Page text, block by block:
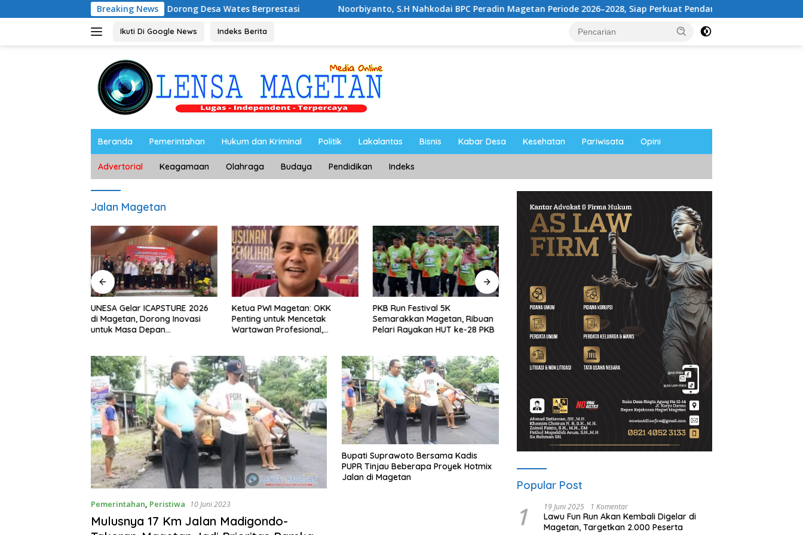
ke
Breaking News
BRI Magetan Dorong Desa Wates Berprestasi Noorbiyanto, S.H Nahkodai BPC Peradin Magetan Periode 2026–2028, Siap Perkuat Pendampingan Hukum
Ikuti Di Google News Indeks Berita
Beranda Pemerintahan Hukum dan Kriminal Politik Lakalantas Bisnis Kabar Desa Kesehatan Pariwisata Opini
Advertorial Keagamaan Olahraga Budaya Pendidikan Indeks
Jalan Magetan
UNESA Gelar ICAPSTURE 2026
di Magetan, Dorong Inovasi
untuk Masa Depan
Ketua PWI Magetan: OKK
Penting untuk Mencetak
Wartawan Profesional,
PKB Run Festival 5K
Semarakkan Magetan, Ribuan
Pelari Rayakan HUT ke-28 PKB
Persani Magetan Satukan
Seluruh Sanggar Lewat Senam
Bersama, Suhardi: Ini Wujud
Solidaritas
Riyono Caping Dorong Ibu-Ibu
Magetan Kembangkan Olahan
Ikan, Perkuat Budaya Gemar
Makan Ikan
Pemerintahan, Peristiwa 10 Juni 2023
Mulusnya 17 Km Jalan Madigondo-
Bupati Suprawoto Bersama Kadis
PUPR Tinjau Beberapa Proyek Hotmix
Jalan di Magetan
Popular Post
1 19 Juni 2025 1 Komentar
Lawu Fun Run Akan Kembali Digelar di
Magetan, Targetkan 2.000 Peserta